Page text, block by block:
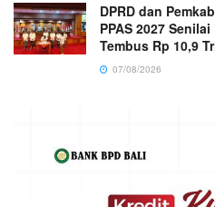
DPRD dan
PPAS 2027
Tembus Rp 10,9
07/08/2026